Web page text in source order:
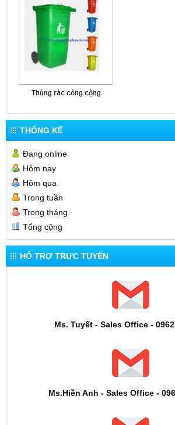
THỐNG KÊ
Đang online
Hôm nay
Hôm qua
Trong tuần
Trong tháng
Tổng cộng
HỔ TRỢ TRỰC TUYẾN
Ms. Tuyết - Sales Office -
Ms.Hiền Anh - Sales Office -